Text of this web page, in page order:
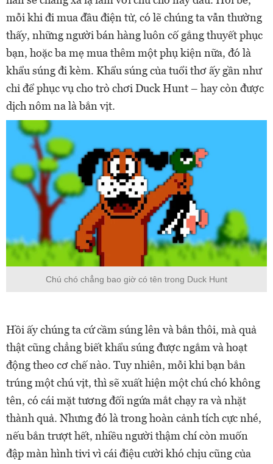
mỗi khi đi mua đầu điện tử, có lẽ chúng ta vẫn thường
thấy, những người bán hàng luôn cố gắng thuyết phục
bạn, hoặc ba mẹ mua thêm một phụ kiện nữa, đó là
khẩu súng đi kèm. Khẩu súng của tuổi thơ ấy gần như
chỉ để phục vụ cho trò chơi Duck Hunt – hay còn được
dịch nôm na là bắn vịt.
Chú chó chẳng bao giờ có tên trong Duck Hunt
Hồi ấy chúng ta cứ cầm súng lên và bắn thôi, mà quả
thật cũng chẳng biết khẩu súng được ngắm và hoạt
động theo cơ chế nào. Tuy nhiên, mỗi khi bạn bắn
trúng một chú vịt, thì sẽ xuất hiện một chú chó không
tên, có cái mặt tương đối ngứa mắt chạy ra và nhặt
thành quả. Nhưng đó là trong hoàn cảnh tích cực nhé,
nếu bắn trượt hết, nhiều người thậm chí còn muốn
đập màn hình tivi vì cái điệu cười khó chịu cũng của